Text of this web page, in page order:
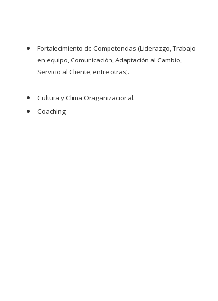
Fortalecimiento de Competencias (Liderazgo, Trabajo
en equipo, Comunicación, Adaptación al Cambio,
Servicio al Cliente, entre otras).
Cultura y Clima Oraganizacional.
Coaching